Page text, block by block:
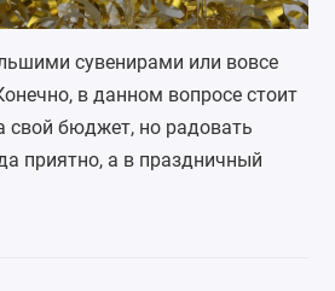
сувенирами или вовсе
в данном вопросе стоит
свой бюджет, но радовать
приятно, а в праздничный